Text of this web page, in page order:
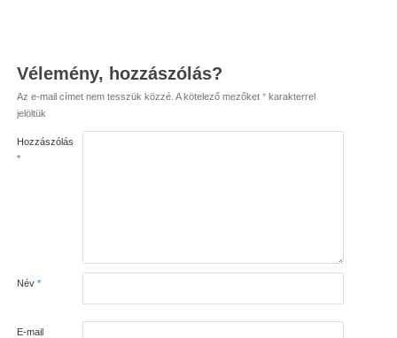
Vélemény, hozzászólás?
Az e-mail címet nem tesszük közzé. A kötelező mezőket *karakterrel
jelöltük
Hozzászólás
*
Név *
E-mail